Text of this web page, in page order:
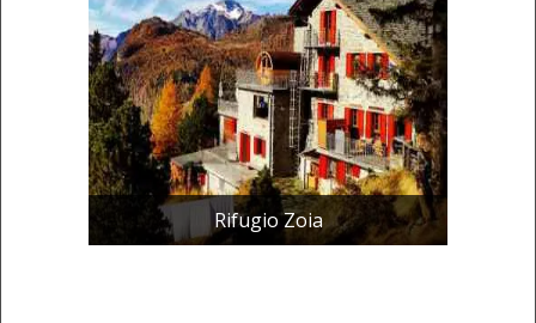
Rifugio Zoia